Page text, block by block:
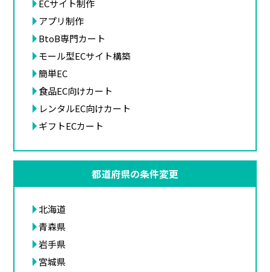
ECサイト制作
アプリ制作
BtoB専門カート
モール型ECサイト構築
簡単EC
食品EC向けカート
レンタルEC向けカート
ギフトECカート
都道府県の条件変更
北海道
青森県
岩手県
宮城県